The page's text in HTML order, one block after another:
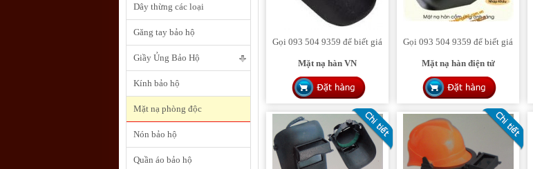
Dây thừng các loại
Găng tay bảo hộ
Giầy Ủng Bảo Hộ
Kính bảo hộ
Mặt nạ phòng độc
Nón bảo hộ
Quần áo bảo hộ
Gọi 093 504 9359 để biết giá
Mặt nạ hàn VN
Gọi 093 504 9359 để biết giá
Mặt nạ hàn điện tử